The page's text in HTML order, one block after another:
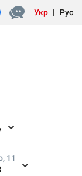
Укр | Рус
11